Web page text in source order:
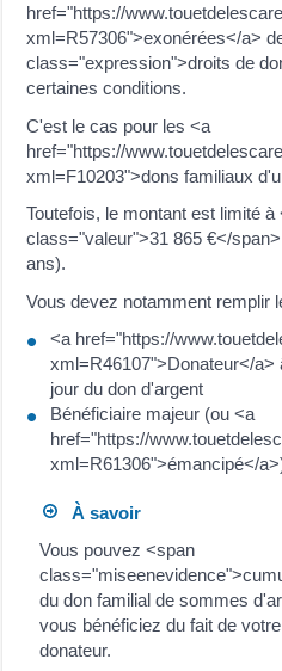
href="https://
xml=R57306">exonérées</a>
class="expression">droits de
certaines conditions.
C'est le cas pour les <a
href="https://
xml=F10203">dons familiaux
Toutefois, le montant est limité à
class="valeur">31 865 €</
ans).
Vous devez notamment remplir
<a href="https://
xml=R46107">Donateur</a>
jour du don d'argent
Bénéficiaire majeur (ou <a
href="https://
xml=R61306">émancipé</
À savoir
Vous pouvez <span
du don familial de sommes
vous bénéficiez du fait de
donateur.